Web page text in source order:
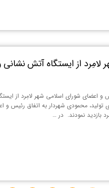
از ایستگاه آتش نشانی
و اعضای شورای اسلامی شهر لامِرد از
تولید، محمودی شهردار به اتفاق
بازدید نمودند. در …